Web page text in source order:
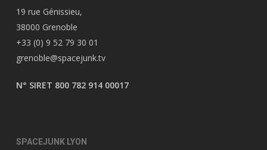
19 rue Génissieu,
38000 Grenoble
+33 (0) 9 52 79 30 01
grenoble@spacejunk.tv
N° SIRET 800 782 914 00017
SPACEJUNK LYON